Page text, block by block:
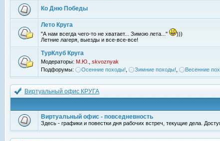
Ко Дню Победы
Лето Круга
"А нам всегда чего-то не хватает... Зимою лета..."
)))
Летние лагеря, выезды и все-все-все!
ТурКлуб Круга
Модераторы: М.Ю.
skvoznyak
Подфорумы:
Осенние походы! Зимние походы! Весенние
Виртуальный офис КРУГА
Виртуальный офис - повседневность
Здесь - графики и повестки дня рабочих встреч, текущие дела.